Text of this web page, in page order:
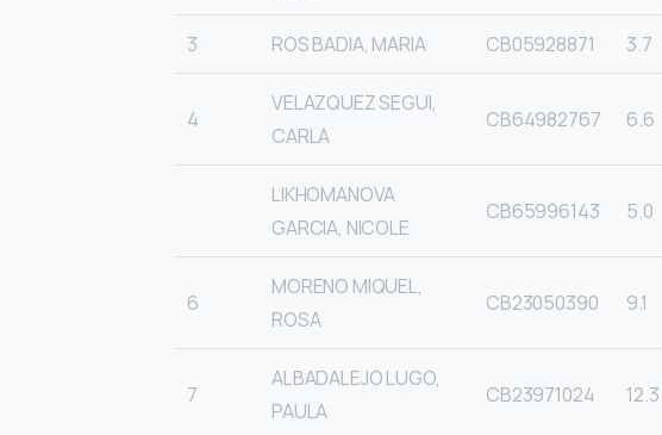
3 ROS BADIA, MARIA CB05928871 3.7
4
VELAZQUEZ SEGUI,
CARLA
CB64982767 6.6
LIKHOMANOVA
GARCIA, NICOLE
CB65996143 5.0
6
MORENO MIQUEL,
ROSA
CB23050390 9.1
7
ALBADALEJO LUGO,
PAULA
CB23971024 12.3